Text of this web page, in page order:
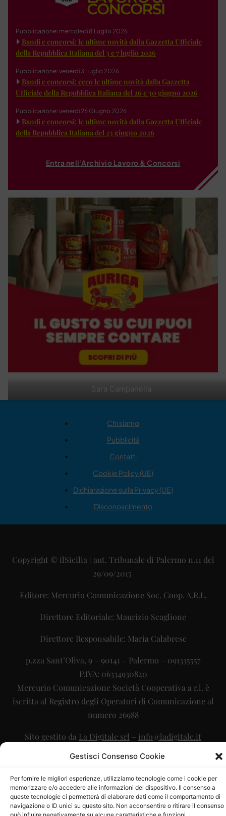
Gestisci Consenso Cookie
Per fornire le migliori esperienze, utilizziamo tecnologie come i cookie per
memorizzare e/o accedere alle informazioni del dispositivo. Il consenso a
queste tecnologie ci permetterà di elaborare dati come il comportamento di
navigazione o ID unici su questo sito. Non acconsentire o ritirare il consenso
Sara Campanella
Pubblicazione: mercoledì 8 Luglio 2026
Bandi e concorsi: le ultime novità dalla Gazzetta Ufficiale
della Repubblica Italiana del 3 e 7 luglio 2026
Pubblicazione: venerdì 3 Luglio 2026
Bandi e concorsi: ecco le ultime novità dalla Gazzetta
Ufficiale della Repubblica Italiana del 26 e 30 giugno 2026
Pubblicazione: venerdì 26 Giugno 2026
Bandi e concorsi: le ultime novità dalla Gazzetta Ufficiale
della Repubblica Italiana del 23 giugno 2026
Entra nell'Archivio Lavoro & Concorsi
Chi siamo
Pubblicità
Contatti
Cookie Policy (UE)
Dichiarazione sulla Privacy (UE)
Disconoscimento
Copyright © ilSicilia | aut. Tribunale di Palermo n.11 del
29/09/2015
Editore: Mercurio Comunicazione Soc. Coop. A.R.L.
Direttore Editoriale: Maurizio Scaglione
Direttore Responsabile: Maria Calabrese
p.zza Sant’Oliva, 9 – 90141 – Palermo – 091335557
P.IVA: 06334930820
Mercurio Comunicazione Società Cooperativa a r.l. è
iscritta al Registro degli Operatori di Comunicazione al
numero 26988
Sito gestito da La Digitale srl – info@ladigitale.it